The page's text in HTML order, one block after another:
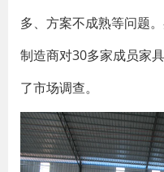
多、方案不成熟等问题
制造商对30多家成员家
了市场调查。